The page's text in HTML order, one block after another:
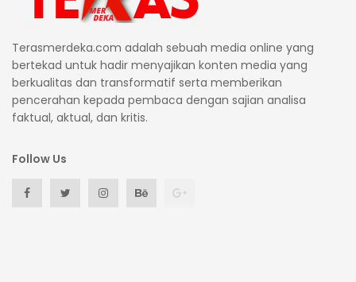
Terasmerdeka.com adalah sebuah media online yang
bertekad untuk hadir menyajikan konten media yang
berkualitas dan transformatif serta memberikan
pencerahan kepada pembaca dengan sajian analisa
faktual, aktual, dan kritis.
Follow Us